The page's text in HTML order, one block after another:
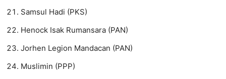
Samsul Hadi (PKS)
Henock Isak Rumansara (PAN)
Jorhen Legion Mandacan (PAN)
Muslimin (PPP)